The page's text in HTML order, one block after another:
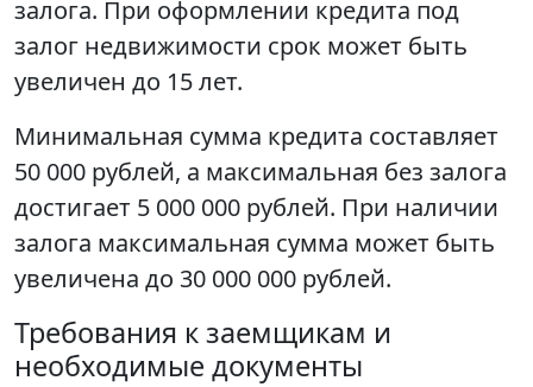
залога. При оформлении кредита под
залог недвижимости срок может быть
увеличен до 15 лет.
Минимальная сумма кредита составляет
50 000 рублей, а максимальная без залога
достигает 5 000 000 рублей. При наличии
залога максимальная сумма может быть
увеличена до 30 000 000 рублей.
Требования к заемщикам и
необходимые документы